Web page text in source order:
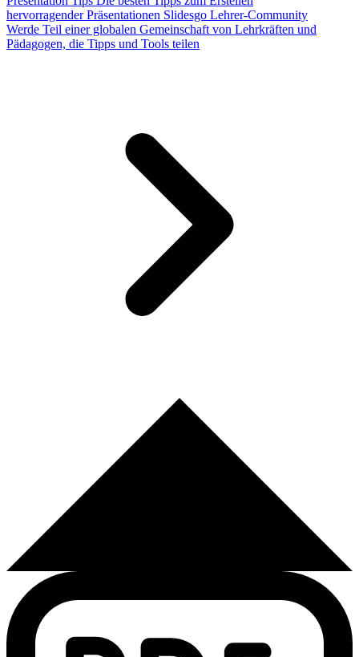
hervorragender Präsentationen Slidesgo Lehrer-Community
Werde Teil einer globalen Gemeinschaft von Lehrkräften und
Pädagogen, die Tipps und Tools teilen